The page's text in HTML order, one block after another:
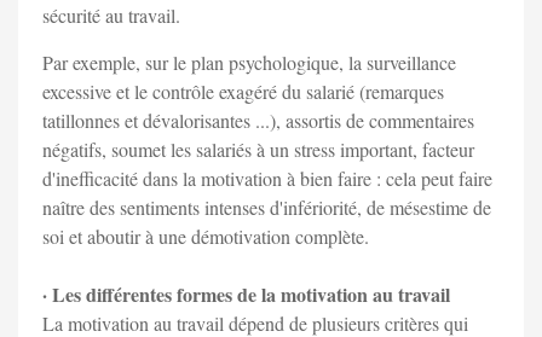
sécurité au travail.
Par exemple, sur le plan psychologique, la surveillance
excessive et le contrôle exagéré du salarié (remarques
tatillonnes et dévalorisantes ...), assortis de commentaires
négatifs, soumet les salariés à un stress important, facteur
d'inefficacité dans la motivation à bien faire : cela peut faire
naître des sentiments intenses d'infériorité, de mésestime de
soi et aboutir à une démotivation complète.
· Les différentes formes de la motivation au travail
La motivation au travail dépend de plusieurs critères qui